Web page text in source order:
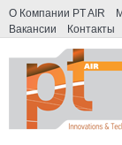
О Компании PT AIR
Вакансии
Контакты